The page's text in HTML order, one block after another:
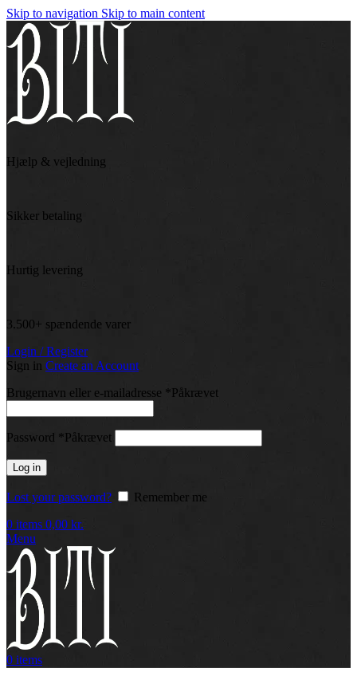
Skip to navigation Skip to main content
Hjælp & vejledning
Sikker betaling
Hurtig levering
3.500+ spændende varer
Login / Register
Sign in Create an Account
Brugernavn eller e-mailadresse * Påkrævet
Password * Påkrævet
Log in
Lost your password?
Remember me
0 items 0,00 kr.
Menu
0 items